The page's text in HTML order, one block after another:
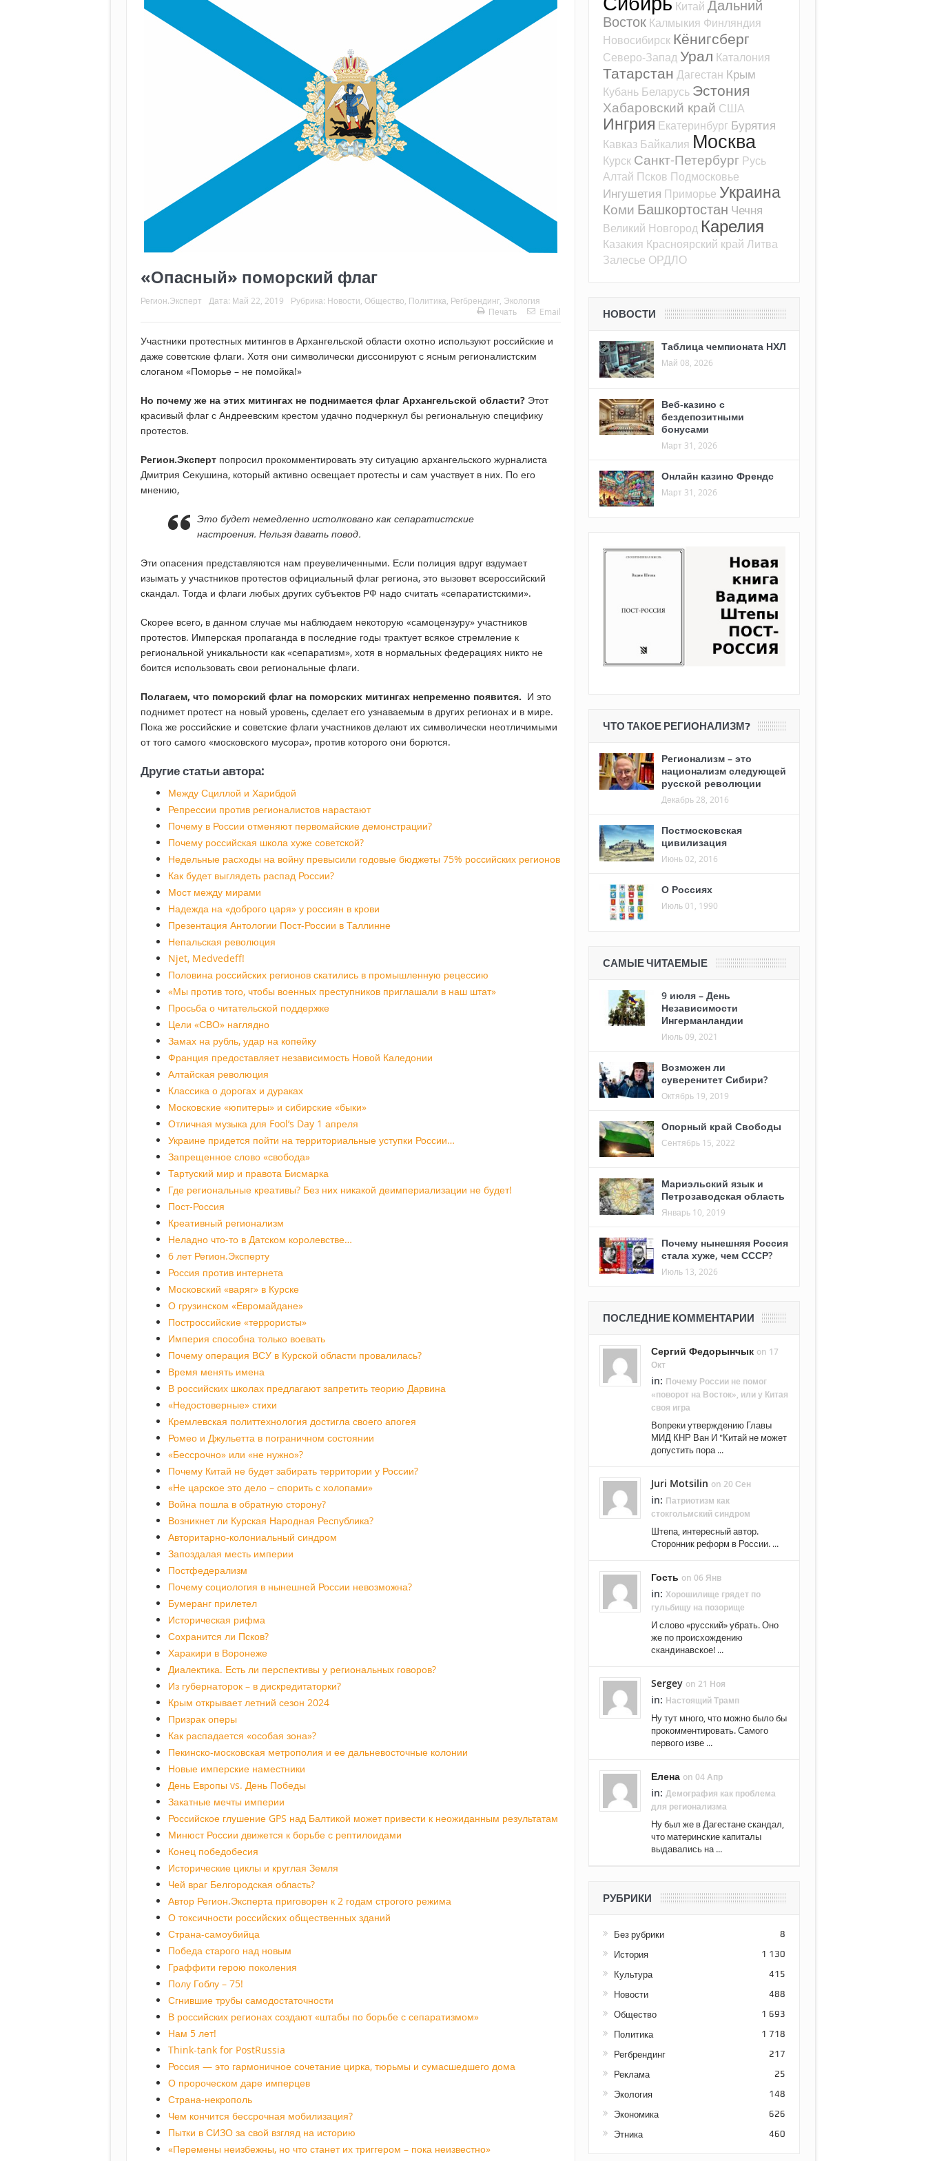
«Опасный» поморский флаг
Регион.Эксперт Дата: Май 22, 2019 Рубрика: Новости Общество Политика Регбрендинг Экология
Печать
Email
Участники протестных митингов в Архангельской области охотно используют российские и
даже советские флаги. Хотя они символически диссонируют с ясным регионалистским
слоганом «Поморье – не помойка!»
Но почему же на этих митингах не поднимается флаг Архангельской области? Этот
красивый флаг с Андреевским крестом удачно подчеркнул бы региональную специфику
протестов.
Регион.Эксперт попросил прокомментировать эту ситуацию архангельского журналиста
Дмитрия Секушина, который активно освещает протесты и сам участвует в них. По его
мнению,
Это будет немедленно истолковано как сепаратистские
настроения. Нельзя давать повод.
Эти опасения представляются нам преувеличенными. Если полиция вдруг вздумает
изымать у участников протестов официальный флаг региона, это вызовет всероссийский
скандал. Тогда и флаги любых других субъектов РФ надо считать «сепаратистскими».
Скорее всего, в данном случае мы наблюдаем некоторую «самоцензуру» участников
протестов. Имперская пропаганда в последние годы трактует всякое стремление к
региональной уникальности как «сепаратизм», хотя в нормальных федерациях никто не
боится использовать свои региональные флаги.
Полагаем, что поморский флаг на поморских митингах непременно появится. И это
поднимет протест на новый уровень, сделает его узнаваемым в других регионах и в мире.
Пока же российские и советские флаги участников делают их символически неотличимыми
от того самого «московского мусора», против которого они борются.
Другие статьи автора:
Между Сциллой и Харибдой
Репрессии против регионалистов нарастают
Почему в России отменяют первомайские демонстрации?
Почему российская школа хуже советской?
Недельные расходы на войну превысили годовые бюджеты 75% российских регионов
Как будет выглядеть распад России?
Мост между мирами
Надежда на «доброго царя» у россиян в крови
Презентация Антологии Пост-России в Таллинне
Непальская революция
Njet, Medvedeff!
Половина российских регионов скатились в промышленную рецессию
«Мы против того, чтобы военных преступников приглашали в наш штат»
Просьба о читательской поддержке
Цели «СВО» наглядно
Замах на рубль, удар на копейку
Франция предоставляет независимость Новой Каледонии
Алтайская революция
Классика о дорогах и дураках
Московские «юпитеры» и сибирские «быки»
Отличная музыка для Fool’s Day 1 апреля
Украине придется пойти на территориальные уступки России…
Запрещенное слово «свобода»
Тартуский мир и правота Бисмарка
Где региональные креативы? Без них никакой деимпериализации не будет!
Пост-Россия
Креативный регионализм
Неладно что-то в Датском королевстве…
6 лет Регион.Эксперту
Россия против интернета
Московский «варяг» в Курске
О грузинском «Евромайдане»
Построссийские «террористы»
Империя способна только воевать
Почему операция ВСУ в Курской области провалилась?
Время менять имена
В российских школах предлагают запретить теорию Дарвина
«Недостоверные» стихи
Кремлевская политтехнология достигла своего апогея
Ромео и Джульетта в пограничном состоянии
«Бессрочно» или «не нужно»?
Почему Китай не будет забирать территории у России?
«Не царское это дело – спорить с холопами»
Война пошла в обратную сторону?
Возникнет ли Курская Народная Республика?
Авторитарно-колониальный синдром
Запоздалая месть империи
Постфедерализм
Почему социология в нынешней России невозможна?
Бумеранг прилетел
Историческая рифма
Сохранится ли Псков?
Харакири в Воронеже
Диалектика. Есть ли перспективы у региональных говоров?
Из губернаторок – в дискредитаторки?
Крым открывает летний сезон 2024
Призрак оперы
Как распадается «особая зона»?
Пекинско-московская метрополия и ее дальневосточные колонии
Новые имперские наместники
День Европы vs. День Победы
Закатные мечты империи
Российское глушение GPS над Балтикой может привести к неожиданным результатам
Минюст России движется к борьбе с рептилоидами
Конец победобесия
Исторические циклы и круглая Земля
Чей враг Белгородская область?
Автор Регион.Эксперта приговорен к 2 годам строгого режима
О токсичности российских общественных зданий
Страна-самоубийца
Победа старого над новым
Граффити герою поколения
Полу Гоблу – 75!
Сгнившие трубы самодостаточности
В российских регионах создают «штабы по борьбе с сепаратизмом»
Нам 5 лет!
Think-tank for PostRussia
Россия — это гармоничное сочетание цирка, тюрьмы и сумасшедшего дома
О пророческом даре имперцев
Страна-некрополь
Чем кончится бессрочная мобилизация?
Пытки в СИЗО за свой взгляд на историю
«Перемены неизбежны, но что станет их триггером – пока неизвестно»
Китай Дальний
Восток Калмыкия Финляндия
Новосибирск Кёнигсберг
Северо-Запад Урал Каталония
Татарстан Дагестан Крым
Кубань Беларусь Эстония
Хабаровский край США
Ингрия Екатеринбург Бурятия
Кавказ Байкалия Москва
Курск Санкт-Петербург Русь
Алтай Псков Подмосковье
Ингушетия Приморье Украина
Коми Башкортостан Чечня
Великий Новгород Карелия
Казакия Красноярский край Литва
Залесье ОРДЛО
НОВОСТИ
Таблица чемпионата НХЛ
Май 08, 2026
Веб-казино с
бездепозитными
бонусами
Март 31, 2026
Онлайн казино Френдс
Март 31, 2026
ЧТО ТАКОЕ РЕГИОНАЛИЗМ?
Регионализм – это
национализм следующей
русской революции
Декабрь 28, 2016
Постмосковская
цивилизация
Июнь 02, 2016
О Россиях
Июль 01, 1990
САМЫЕ ЧИТАЕМЫЕ
9 июля – День
Независимости
Ингерманландии
Июль 09, 2021
Возможен ли
суверенитет Сибири?
Октябрь 19, 2019
Опорный край Свободы
Сентябрь 15, 2022
Мариэльский язык и
Петрозаводская область
Январь 10, 2019
Почему нынешняя Россия
стала хуже, чем СССР?
Июль 13, 2026
ПОСЛЕДНИЕ КОММЕНТАРИИ
Сергий Федорынчык on 17
Окт
in: Почему России не помог
«поворот на Восток», или у Китая
своя игра
Вопреки утверждению Главы
МИД КНР Ван И "Китай не может
допустить пора ...
Juri Motsilin on 20 Сен
in: Патриотизм как
стокгольмский синдром
Штепа, интересный автор.
Сторонник реформ в России. ...
Гость on 06 Янв
in: Хорошилище грядет по
гульбищу на позорище
И слово «русский» убрать. Оно
же по происхождению
скандинавское! ...
Sergey on 21 Ноя
in: Настоящий Трамп
Ну тут много, что можно было бы
прокомментировать. Самого
первого изве ...
Елена on 04 Апр
in: Демография как проблема
для регионализма
Ну был же в Дагестане скандал,
что материнские капиталы
выдавались на ...
РУБРИКИ
Без рубрики 8
История 1 130
Культура 415
Новости 488
Общество 1 693
Политика 1 718
Регбрендинг 217
Реклама 25
Экология 148
Экономика 626
Этника 460